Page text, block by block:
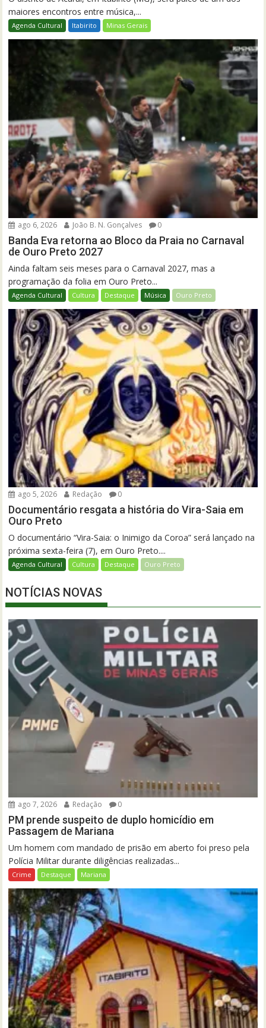
maiores encontros entre música,...
Agenda Cultural Itabirito Minas Gerais
ago 6, 2026 João B. N. Gonçalves 0
Banda Eva retorna ao Bloco da Praia no Carnaval
de Ouro Preto 2027
Ainda faltam seis meses para o Carnaval 2027, mas a
programação da folia em Ouro Preto...
Agenda Cultural Cultura Destaque Música Ouro Preto
ago 5, 2026 Redação 0
Documentário resgata a história do Vira-Saia em
Ouro Preto
O documentário “Vira-Saia: o Inimigo da Coroa” será lançado na
próxima sexta-feira (7), em Ouro Preto....
Agenda Cultural Cultura Destaque Ouro Preto
NOTÍCIAS NOVAS
ago 7, 2026 Redação 0
PM prende suspeito de duplo homicídio em
Passagem de Mariana
Um homem com mandado de prisão em aberto foi preso pela
Polícia Militar durante diligências realizadas...
Crime Destaque Mariana